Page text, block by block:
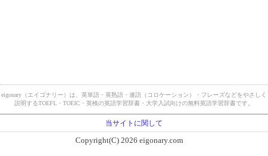
eigonary（エイゴナリー）は、英単語・英熟語・連語（コロケーション）・フレーズなどをやさしく
説明するTOEFL・TOEIC・英検の英語学習辞書・大学入試向けの無料英語学習辞書です。
当サイトに関して
Copyright(C) 2026 eigonary.com